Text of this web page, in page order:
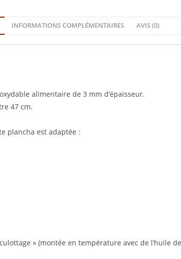
INFORMATIONS COMPLÉMENTAIRES AVIS (0)
alimentaire de 3 mm d’épaisseur.
47 cm.
plancha est adaptée :
» (montée en température avec de l’huile